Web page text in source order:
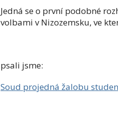
Jedná se o první podobné
volbami v Nizozemsku, ve
psali jsme:
Soud projedná žalobu